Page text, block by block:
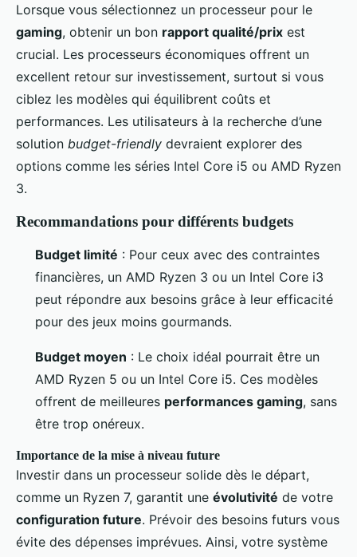
Lorsque vous sélectionnez un processeur pour le
gaming, obtenir un bon rapport qualité/prix est
crucial. Les processeurs économiques offrent un
excellent retour sur investissement, surtout si vous
ciblez les modèles qui équilibrent coûts et
performances. Les utilisateurs à la recherche d’une
solution budget-friendly devraient explorer des
options comme les séries Intel Core i5 ou AMD Ryzen
3.
Recommandations pour différents budgets
Budget limité : Pour ceux avec des contraintes
financières, un AMD Ryzen 3 ou un Intel Core i3
peut répondre aux besoins grâce à leur efficacité
pour des jeux moins gourmands.
Budget moyen : Le choix idéal pourrait être un
AMD Ryzen 5 ou un Intel Core i5. Ces modèles
offrent de meilleures performances gaming, sans
être trop onéreux.
Importance de la mise à niveau future
Investir dans un processeur solide dès le départ,
comme un Ryzen 7, garantit une évolutivité de votre
configuration future. Prévoir des besoins futurs vous
évite des dépenses imprévues. Ainsi, votre système